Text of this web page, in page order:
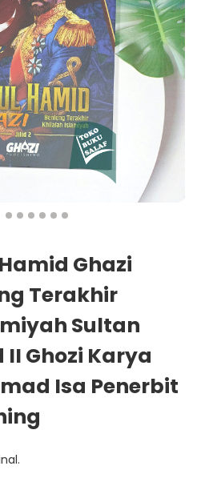
Ghazi
Terakhir
Sultan
Ghozi Karya
Isa Penerbit